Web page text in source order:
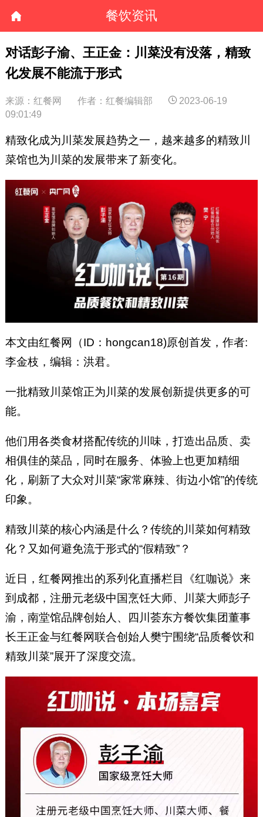
餐饮资讯
对话彭子渝、王正金：川菜没有没落，精致
化发展不能流于形式
来源：红餐网 作者：红餐编辑部
2023-06-19
09:01:49
精致化成为川菜发展趋势之一，越来越多的精致川
菜馆也为川菜的发展带来了新变化。
本文由红餐网（ID：hongcan18)原创首发，作者:
李金枝，编辑：洪君。
一批精致川菜馆正为川菜的发展创新提供更多的可
能。
他们用各类食材搭配传统的川味，打造出品质、卖
相俱佳的菜品，同时在服务、体验上也更加精细
化，刷新了大众对川菜“家常麻辣、街边小馆”的传统
印象。
精致川菜的核心内涵是什么？传统的川菜如何精致
化？又如何避免流于形式的“假精致”？
近日，红餐网推出的系列化直播栏目《红咖说》来
到成都，注册元老级中国烹饪大师、川菜大师彭子
渝，南堂馆品牌创始人、四川荟东方餐饮集团董事
长王正金与红餐网联合创始人樊宁围绕“品质餐饮和
精致川菜”展开了深度交流。